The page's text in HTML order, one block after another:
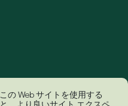
この Web サイトを使用する